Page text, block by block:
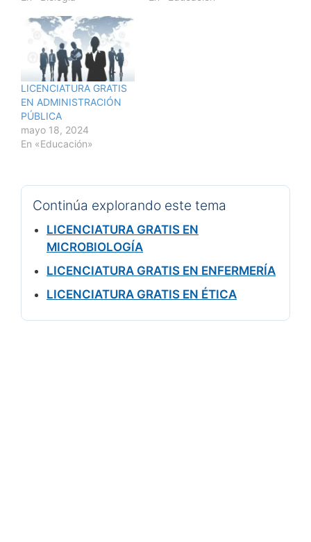
LICENCIATURA GRATIS
EN ADMINISTRACIÓN
PÚBLICA
mayo 18, 2024
En «Educación»
Continúa explorando este tema
LICENCIATURA GRATIS EN
MICROBIOLOGÍA
LICENCIATURA GRATIS EN ENFERMERÍA
LICENCIATURA GRATIS EN ÉTICA